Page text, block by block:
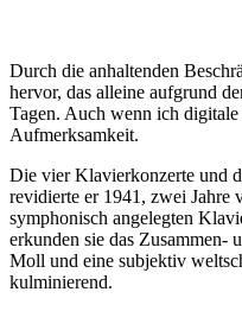
Durch die anhaltenden
hervor, das alleine aufgrund
Tagen. Auch wenn ich
Aufmerksamkeit.
Die vier Klavierkonzerte und
revidierte er 1941, zwei Jahre
symphonisch angelegten
erkunden sie das Zusammen-
Moll und eine subjektiv
kulminierend.